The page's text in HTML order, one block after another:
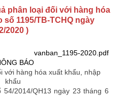
phân loại đối với hàng hóa
số 1195/TB-TCHQ ngày
2020 )
vanban_1195-2020.pdf
BÁO
với hàng hóa xuất khẩu, nhập
khẩu
2014/QH13 ngày 23 tháng 6